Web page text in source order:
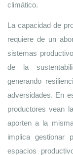
climático.
La capacidad de
requiere de un
sistemas
de la
generando
adversidades. En
productores vean
aporten a la
implica gestionar
espacios